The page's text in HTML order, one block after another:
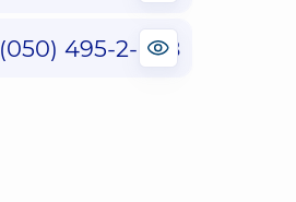
(050) 495-2-888